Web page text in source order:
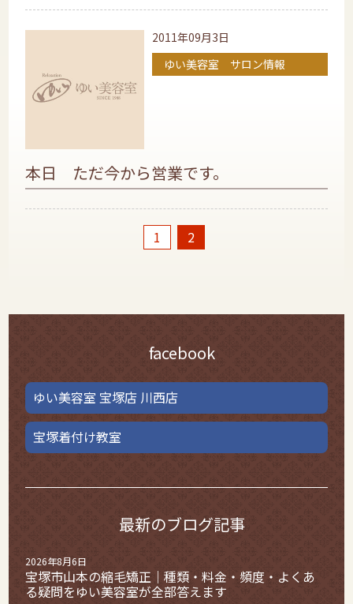
2011年09月3日
ゆい美容室 サロン情報
本日 ただ今から営業です。
1 2
facebook
ゆい美容室 宝塚店 川西店
宝塚着付け教室
最新のブログ記事
宝塚市山本の縮毛矯正｜種類・料金・頻度・よくあ
る疑問をゆい美容室が全部答えます
2026年8月6日